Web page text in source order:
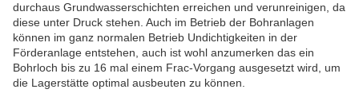
durchaus Grundwasserschichten erreichen und verunreinigen, da
diese unter Druck stehen. Auch im Betrieb der Bohranlagen
können im ganz normalen Betrieb Undichtigkeiten in der
Förderanlage entstehen, auch ist wohl anzumerken das ein
Bohrloch bis zu 16 mal einem Frac-Vorgang ausgesetzt wird, um
die Lagerstätte optimal ausbeuten zu können.